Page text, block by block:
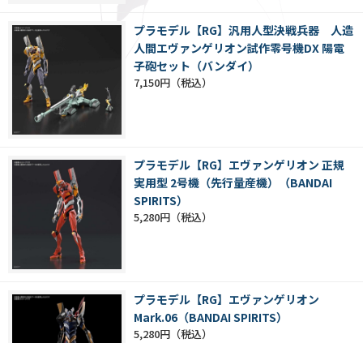
プラモデル【RG】汎用人型決戦兵器 人造
人間エヴァンゲリオン試作零号機DX 陽電
子砲セット（バンダイ）
7,150円
プラモデル【RG】エヴァンゲリオン 正規
実用型 2号機（先行量産機）（BANDAI
SPIRITS）
5,280円
プラモデル【RG】エヴァンゲリオン
Mark.06（BANDAI SPIRITS）
5,280円